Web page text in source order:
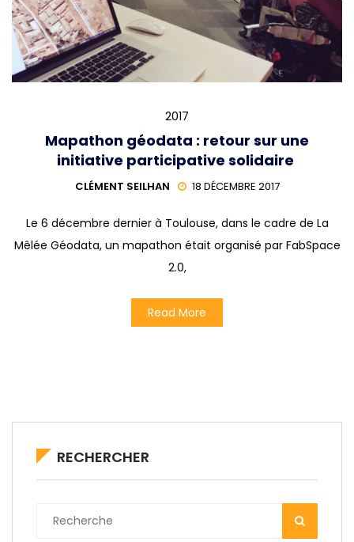
2017
Mapathon géodata : retour sur une
initiative participative solidaire
CLÉMENT SEILHAN 18 DÉCEMBRE 2017
Le 6 décembre dernier à Toulouse, dans le cadre de La
Mêlée Géodata, un mapathon était organisé par FabSpace
2.0,
Read More
RECHERCHER